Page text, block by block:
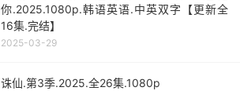
你.2025.1080p.韩语英语.中英双字【更新全
16集.完结】
2025-03-29
诛仙.第3季.2025.全26集.1080p